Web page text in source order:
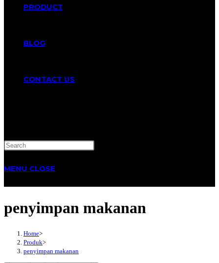
PRODUCT
BLOG
CONTACT US
WEBSITE
SEARCH
MENU CLOSE
penyimpan makanan
Home>
Produk>
penyimpan makanan